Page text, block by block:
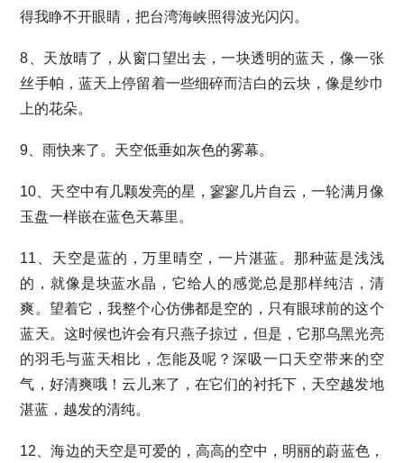
得我睁不开眼睛，把台湾海峡照得波光闪闪。
8、天放晴了，从窗口望出去，一块透明的蓝天，像一张
丝手帕，蓝天上停留着一些细碎而洁白的云块，像是纱巾
上的花朵。
9、雨快来了。天空低垂如灰色的雾幕。
10、天空中有几颗发亮的星，寥寥几片自云，一轮满月像
玉盘一样嵌在蓝色天幕里。
11、天空是蓝的，万里晴空，一片湛蓝。那种蓝是浅浅
的，就像是块蓝水晶，它给人的感觉总是那样纯洁，清
爽。望着它，我整个心仿佛都是空的，只有眼球前的这个
蓝天。这时候也许会有只燕子掠过，但是，它那乌黑光亮
的羽毛与蓝天相比，怎能及呢？深吸一口天空带来的空
气，好清爽哦！云儿来了，在它们的衬托下，天空越发地
湛蓝，越发的清纯。
12、海边的天空是可爱的，高高的空中，明丽的蔚蓝色，